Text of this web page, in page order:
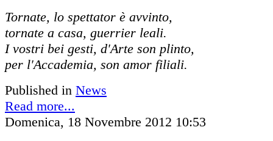
Tornate, lo spettator è avvinto,
tornate a casa, guerrier leali.
I vostri bei gesti, d'Arte son plinto,
per l'Accademia, son amor filiali.
Published in News
Read more...
Domenica, 18 Novembre 2012 10:53